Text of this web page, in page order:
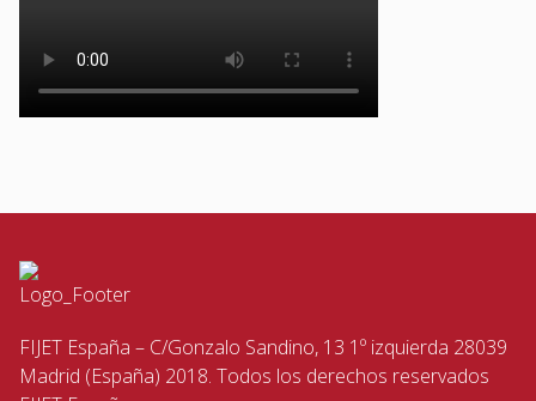
FIJET España – C/Gonzalo Sandino, 13 1º izquierda 28039
Madrid (España) 2018. Todos los derechos reservados